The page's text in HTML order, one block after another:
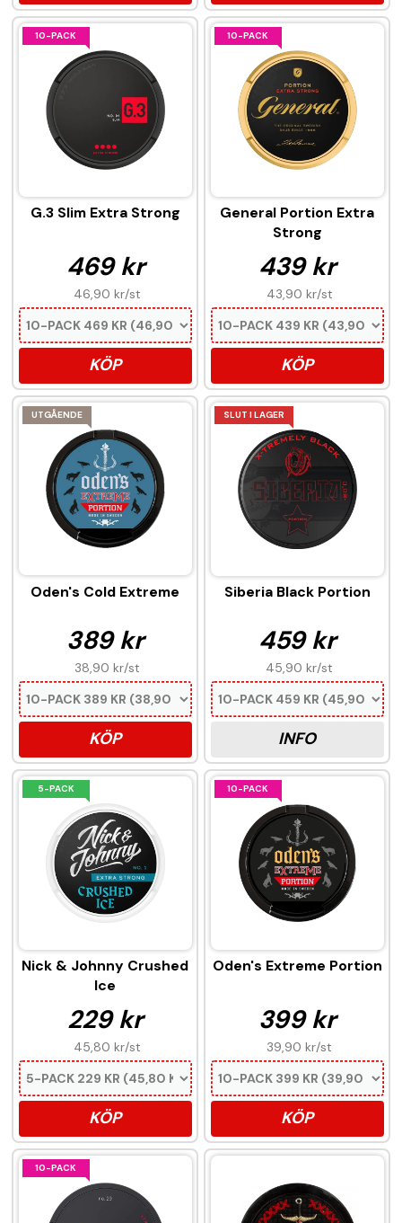
10-PACK
G.3 Slim Extra Strong
469 kr
46,90 kr/st
KÖP
10-PACK
General Portion Extra
Strong
439 kr
43,90 kr/st
KÖP
UTGÅENDE
Oden's Cold Extreme
389 kr
38,90 kr/st
KÖP
SLUT I LAGER
Siberia Black Portion
459 kr
45,90 kr/st
INFO
5-PACK
Nick & Johnny Crushed
Ice
229 kr
45,80 kr/st
KÖP
10-PACK
Oden's Extreme Portion
399 kr
39,90 kr/st
KÖP
10-PACK